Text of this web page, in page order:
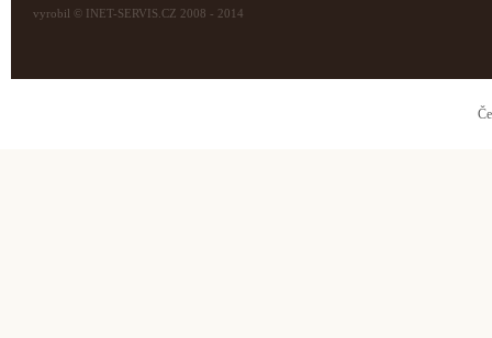
vyrobil © INET-SERVIS.CZ 2008 - 2014